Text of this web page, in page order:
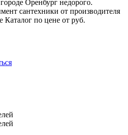
Оренбург недорого.
сантехники от производителя
Каталог по цене от руб.